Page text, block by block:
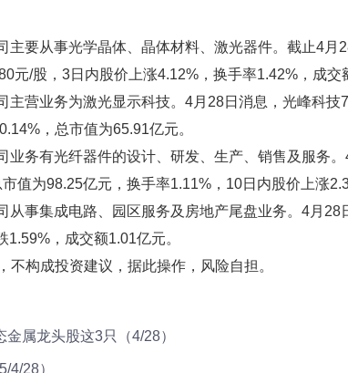
主要从事光学晶体、晶体材料、激光器件。截止4月
元/股，3日内股价上涨4.12%，换手率1.42%，成交
主营业务为激光显示科技。4月28日消息，光峰科技
，总市值为65.91亿元。
业务有光纤器件的设计、研发、生产、销售及服务
值为98.25亿元，换手率1.11%，10日内股价上涨
从事集成电路、园区服务及房地产尾盘业务。4月28
，成交额1.01亿元。
不构成投资建议，据此操作，风险自担。
属龙头股这3只（4/28）
4/28）